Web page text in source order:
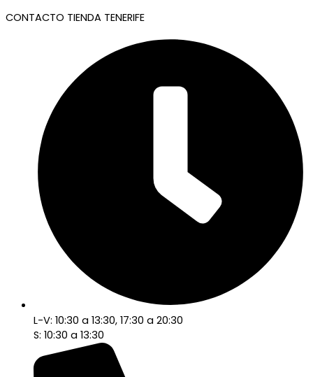
CONTACTO TIENDA TENERIFE
L-V: 10:30 a 13:30, 17:30 a 20:30
S: 10:30 a 13:30